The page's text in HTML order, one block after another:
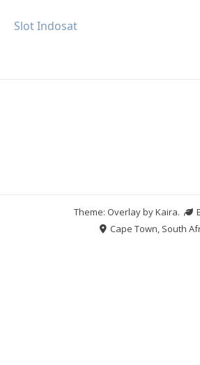
Slot Indosat
Theme: Overlay byKaira.
Cape Town, South